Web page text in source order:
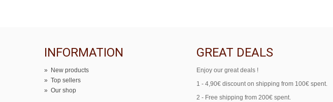
INFORMATION
»
New products
» Top sellers
» Our shop
GREAT DEALS
Enjoy our great deals !
1 - 4,90€ discount on shipping from 100€ spent.
2 - Free shipping from 200€ spent.